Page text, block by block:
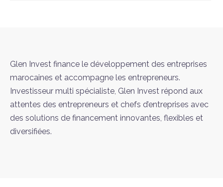
Glen Invest finance le développement des entreprises
marocaines et accompagne les entrepreneurs.
Investisseur multi spécialiste, Glen Invest répond aux
attentes des entrepreneurs et chefs d’entreprises avec
des solutions de financement innovantes, flexibles et
diversifiées.